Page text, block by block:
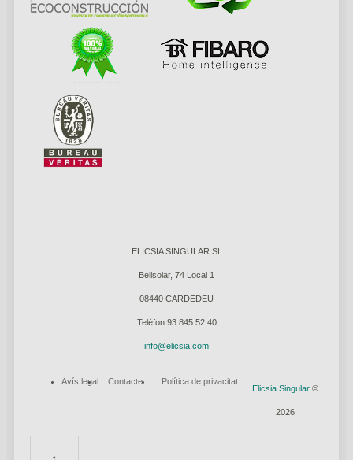
ELICSIA SINGULAR SL
Bellsolar, 74 Local 1
08440 CARDEDEU
Telèfon 93 845 52 40
info@elicsia.com
Avís legal Contacte Política de privacitat
Elicsia Singular ©
2026